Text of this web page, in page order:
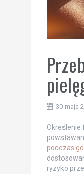
30 maja
Określenie
podczas
ryzyko